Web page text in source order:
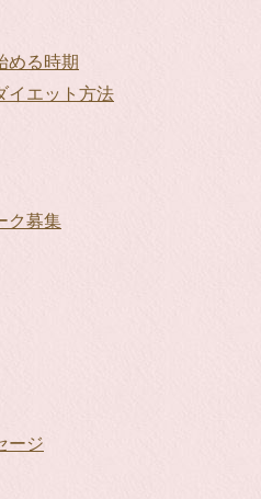
める時期
イエット方法
ク募集
ージ